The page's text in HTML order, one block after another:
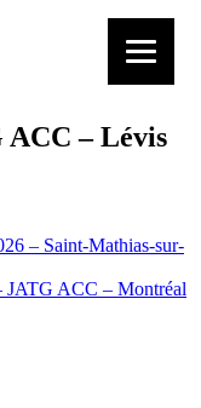
ACC – Lévis
– Saint-Mathias-sur-
JATG ACC – Montréal